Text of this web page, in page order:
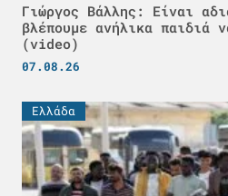
Γιώργος Βάλλης: Είναι
βλέπουμε ανήλικα
(video)
07.08.26
Ελλάδα